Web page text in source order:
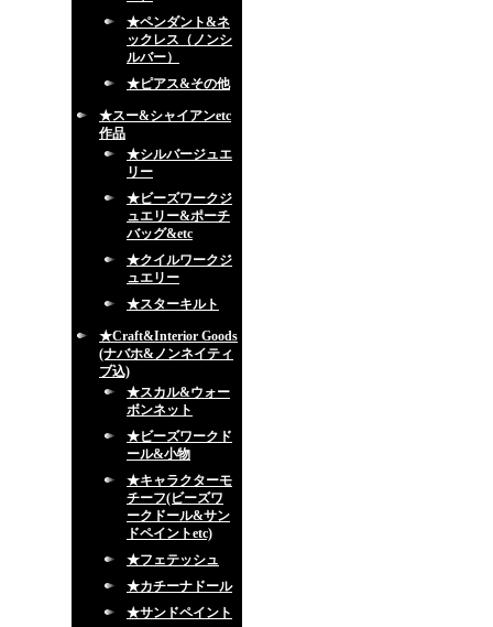
★ペンダント&ネ
ックレス（ノンシ
ルバー）
★ピアス&その他
★スー&シャイアンetc
作品
★シルバージュエ
リー
★ビーズワークジ
ュエリー&ポーチ
バッグ&etc
★クイルワークジ
ュエリー
★スターキルト
★Craft&Interior Goods
(ナバホ&ノンネイティ
ブ込)
★スカル&ウォー
ボンネット
★ビーズワークド
ール&小物
★キャラクターモ
チーフ(ビーズワ
ークドール&サン
ドペイントetc)
★フェテッシュ
★カチーナドール
★サンドペイント